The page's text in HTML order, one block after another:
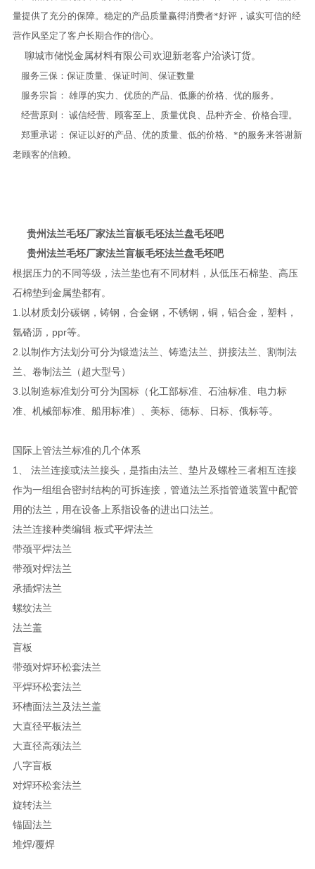
量提供了充分的保障。稳定的产品质量赢得消费者*好评，诚实可信的经
营作风坚定了客户长期合作的信心。
聊城市储悦金属材料有限公司欢迎新老客户洽谈订货。
服务三保：保证质量、保证时间、保证数量
服务宗旨： 雄厚的实力、优质的产品、低廉的价格、优的服务。
经营原则： 诚信经营、顾客至上、质量优良、品种齐全、价格合理。
郑重承诺： 保证以好的产品、优的质量、低的价格、*的服务来答谢新
老顾客的信赖。
贵州法兰毛坯厂家法兰盲板毛坯法兰盘毛坯吧
贵州法兰毛坯厂家法兰盲板毛坯法兰盘毛坯吧
根据压力的不同等级，法兰垫也有不同材料，从低压石棉垫、高压
石棉垫到金属垫都有。
1.以材质划分碳钢，铸钢，合金钢，不锈钢，铜，铝合金，塑料，
氩硌沥，ppr等。
2.以制作方法划分可分为锻造法兰、铸造法兰、拼接法兰、割制法
兰、卷制法兰（超大型号）
3.以制造标准划分可分为国标（化工部标准、石油标准、电力标
准、机械部标准、船用标准）、美标、德标、日标、俄标等。
国际上管法兰标准的几个体系
1、 法兰连接或法兰接头，是指由法兰、垫片及螺栓三者相互连接
作为一组组合密封结构的可拆连接，管道法兰系指管道装置中配管
用的法兰，用在设备上系指设备的进出口法兰。
法兰连接种类编辑 板式平焊法兰
带颈平焊法兰
带颈对焊法兰
承插焊法兰
螺纹法兰
法兰盖
盲板
带颈对焊环松套法兰
平焊环松套法兰
环槽面法兰及法兰盖
大直径平板法兰
大直径高颈法兰
八字盲板
对焊环松套法兰
旋转法兰
锚固法兰
堆焊/覆焊